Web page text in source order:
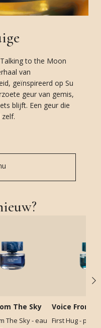
to the Moon
van
geïnspireerd op Su
geur van gemis,
blijft. Een geur die
The Sky
The Sky - eau
Voice From
First Hug -